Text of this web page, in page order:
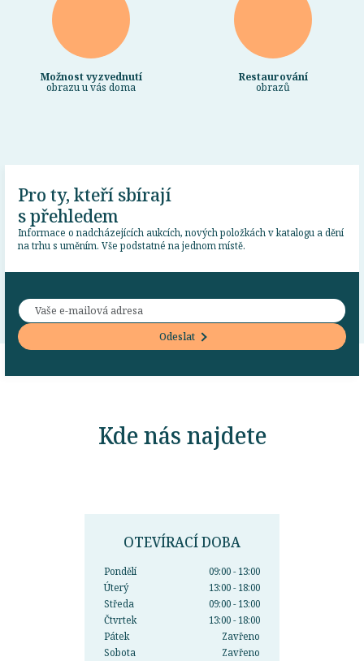
Možnost vyzvednutí
obrazu u vás doma
Restaurování
obrazů
Pro ty, kteří sbírají
s přehledem
Informace o nadcházejících aukcích, nových položkách v katalogu a dění
na trhu s uměním. Vše podstatné na jednom místě.
Odeslat
Kde nás najdete
OTEVÍRACÍ DOBA
Pondělí
09:00 - 13:00
Úterý
13:00 - 18:00
Středa
09:00 - 13:00
Čtvrtek
13:00 - 18:00
Pátek
Zavřeno
Sobota
Zavřeno